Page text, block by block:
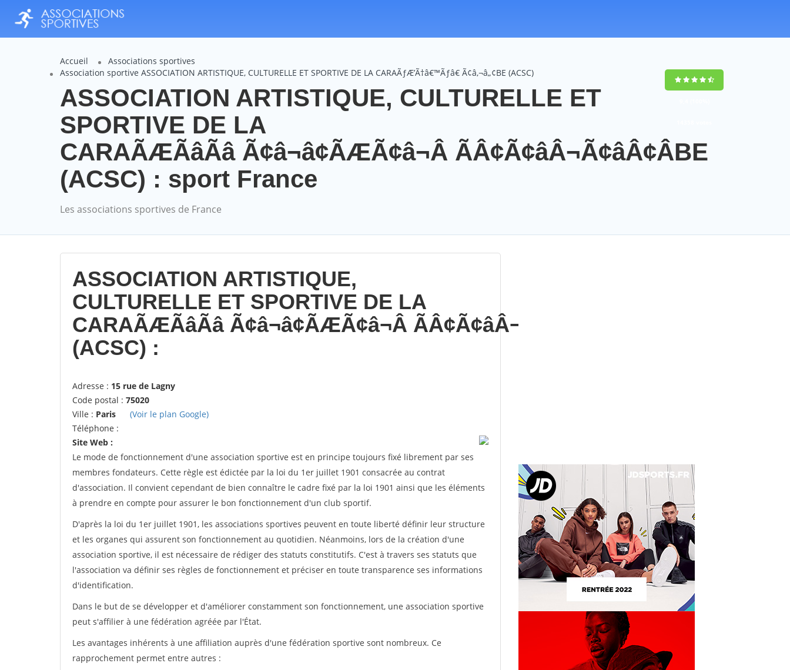
Accueil
Associations sportives
Association sportive ASSOCIATION ARTISTIQUE, CULTURELLE ET SPORTIVE DE LA CARAÃƒÆ’Ã†â€™Ãƒâ€ Ã¢â‚¬â„¢BE (ACSC)
ASSOCIATION ARTISTIQUE, CULTURELLE ET
SPORTIVE DE LA
CARAÃÆÃâÃâ Ã¢â¬â¢ÃÆÃ¢â¬Â ÃÂ¢Ã¢âÂ¬Ã¢âÂ¢ÂBE
(ACSC) : sport France
Les associations sportives de France
ASSOCIATION ARTISTIQUE,
CULTURELLE ET SPORTIVE DE LA
CARAÃÆÃâÃâ Ã¢â¬â¢ÃÆÃ¢â¬Â ÃÂ¢Ã¢âÂ¬Ã¢âÂ¢ÂBE
(ACSC) :
Adresse : 15 rue de Lagny
Code postal : 75020
Ville : Paris
(Voir le plan Google)
Téléphone :
Site Web :
Le mode de fonctionnement d'une association sportive est en principe toujours fixé librement par ses
membres fondateurs. Cette règle est édictée par la loi du 1er juillet 1901 consacrée au contrat
d'association. Il convient cependant de bien connaître le cadre fixé par la loi 1901 ainsi que les éléments
à prendre en compte pour assurer le bon fonctionnement d'un club sportif.
D'après la loi du 1er juillet 1901, les associations sportives peuvent en toute liberté définir leur structure
et les organes qui assurent son fonctionnement au quotidien. Néanmoins, lors de la création d'une
association sportive, il est nécessaire de rédiger des statuts constitutifs. C'est à travers ses statuts que
l'association va définir ses règles de fonctionnement et préciser en toute transparence ses informations
d'identification.
Dans le but de se développer et d'améliorer constamment son fonctionnement, une association sportive
peut s'affilier à une fédération agréée par l'État.
Les avantages inhérents à une affiliation auprès d'une fédération sportive sont nombreux. Ce
rapprochement permet entre autres :